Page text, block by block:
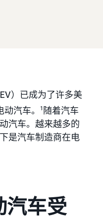
）已成为了许多美
汽车。
1 随着汽车
汽车。越来越多的
是汽车制造商在电
汽车受